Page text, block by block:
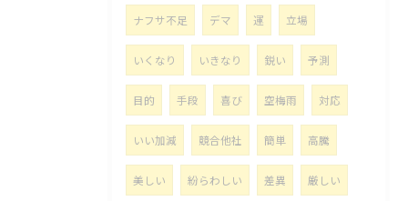
ナフサ不足 デマ 運 立場
いくなり いきなり 鋭い 予測
目的 手段 喜び 空梅雨 対応
いい加減 競合他社 簡単 高騰
美しい 紛らわしい 差異 厳しい